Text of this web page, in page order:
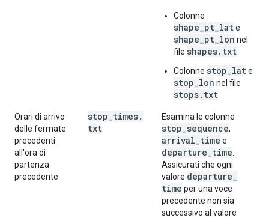
Colonne
shape_pt_late
shape_pt_lon nel
file shapes.txt
Colonne stop_late
stop_lon nel file
stops.txt
Orari di arrivo
delle fermate
precedenti
all'ora di
partenza
precedente
stop times.
txt
Esamina le colonne
stop sequence,
arrival time e
departure time
Assicurati che ogni
valore departure
time per una voce
precedente non sia
successivo al valore